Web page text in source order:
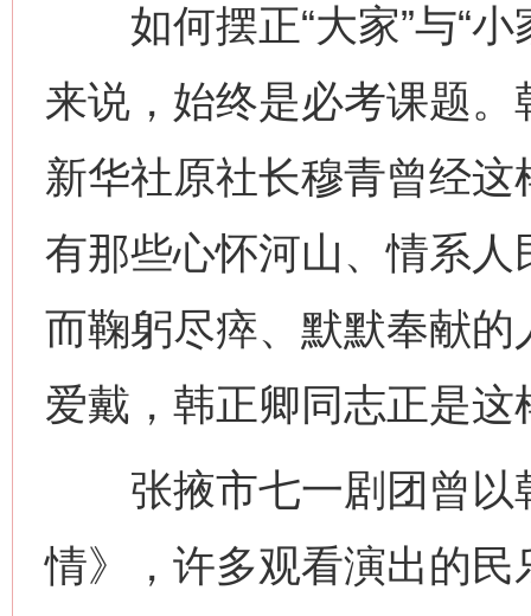
如何摆正“大家”与“小
来说，始终是必考课题
新华社原社长穆青曾经
有那些心怀河山、情系
而鞠躬尽瘁、默默奉献
爱戴，韩正卿同志正是这
张掖市七一剧团曾以
情》，许多观看演出的民